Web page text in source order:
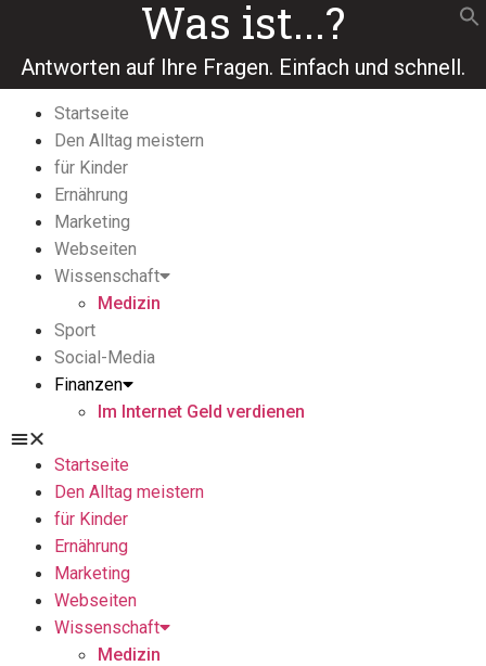
Was ist...?
Antworten auf Ihre Fragen. Einfach und schnell.​
Startseite
Den Alltag meistern
für Kinder
Ernährung
Marketing
Webseiten
Wissenschaft
Medizin
Sport
Social-Media
Finanzen
Im Internet Geld verdienen
Startseite
Den Alltag meistern
für Kinder
Ernährung
Marketing
Webseiten
Wissenschaft
Medizin